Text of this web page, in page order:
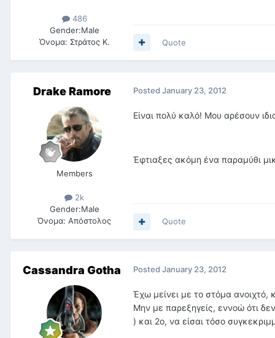
486
Gender:Male
Όνομα: Στράτος Κ. Quote
Drake Ramore
Members
2k
Gender:Male
Όνομα: Απόστολος
Posted January 23, 2012
Είναι πολύ καλό! Μου αρέσουν
Έφτιαξες ακόμη ένα παραμύθι
Quote
Cassandra Gotha Posted January 23, 2012
Έχω μείνει με το στόμα ανοιχτό,
Μην με παρεξηγείς, εννοώ ότι
) και 2ο, να είσαι τόσο